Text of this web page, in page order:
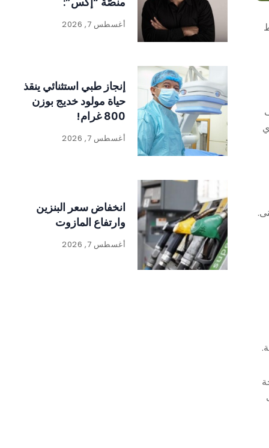
أغسطس 7, 2026
إنجاز طبي استثنائي ينقذ
حياة مولود خديج بوزن
800 غرام!
أغسطس 7, 2026
انخفاض سعر البنزين
وارتفاع المازوت
أغسطس 7, 2026